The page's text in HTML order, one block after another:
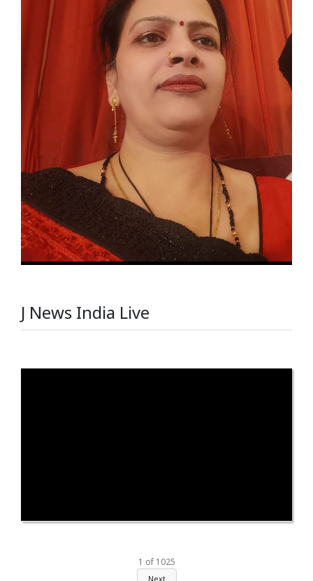
J News India Live
1 of 1025
Next